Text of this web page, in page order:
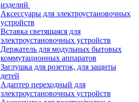
изделий
Аксессуары для электроустановочных
устройств
Вставка светящаяся для
электроустановочных устройств
Держатель для модульных бытовых
коммутационных аппаратов
Заглушка для розеток, для защиты
детей
Адаптер переходный для
электроустановочных устройств